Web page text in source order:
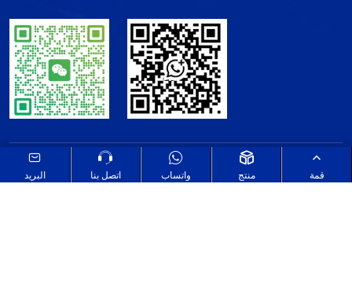
اطلع على سياسة الخصوصية الخاصة بنا
خريطة الموقع
البريد اتصل بنا واتساب منتج قمة